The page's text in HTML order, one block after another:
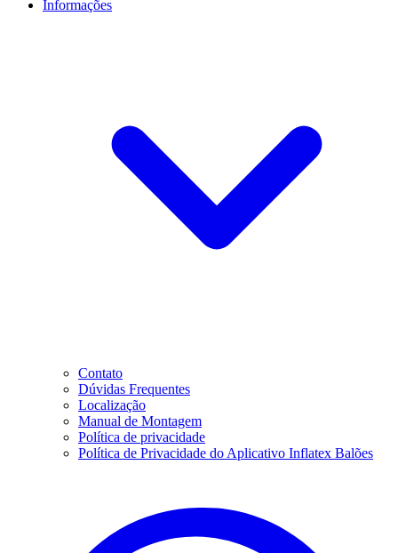
Informações
Contato
Dúvidas Frequentes
Localização
Manual de Montagem
Política de privacidade
Política de Privacidade do Aplicativo Inflatex Balões